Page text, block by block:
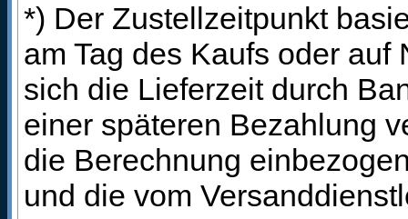
*) Der Zustellzeitpunkt
am Tag des Kaufs oder
sich die Lieferzeit durch
einer späteren Bezahlung
die Berechnung
und die vom